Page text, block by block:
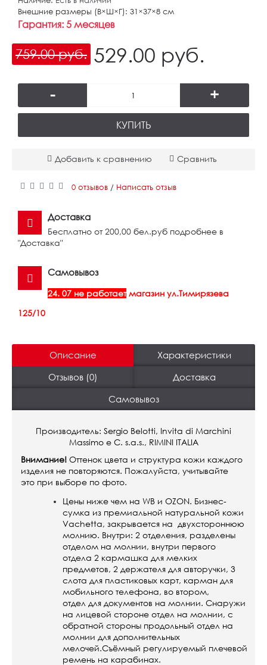
Внешние размеры (В×Ш×Г): 31×37×8 см
Гарантия: 5 месяцев
759.00 руб. 529.00 руб.
- +
КУПИТЬ
Добавить к сравнению Сравнить
0 отзывов / Написать отзыв
Доставка
Бесплатно от 200,00 бел.руб подробнее в
"Доставка"
Самовывоз
24. 07 не работает магазин ул.Тимирязева
125/10
Описание Характеристики
Отзывов (0) Доставка
Самовывоз
Производитель: Sergio Belotti, Invita di Marchini
Massimo е С. s.a.s., RIMINI ITALIA
Внимание! Оттенок цвета и структура кожи каждого
изделия не повторяются. Пожалуйста, учитывайте
это при выборе по фото.
Цены ниже чем на WB и OZON. Бизнес-
сумка из премиальной натуральной кожи
Vachetta, закрывается на двухстороннюю
молнию. Внутри: 2 отделения, разделены
отделом на молнии, внутри первого
отдела 2 кармашка для мелких
предметов, 2 держателя для авторучки, 3
слота для пластиковых карт, карман для
мобильного телефона, во втором,
отдел для документов на молнии. Снаружи
на лицевой стороне отдел на молнии, с
обратной стороны продольный отдел на
молнии для дополнительных
мелочей.Съёмный регулируемый плечевой
ремень на карабинах.